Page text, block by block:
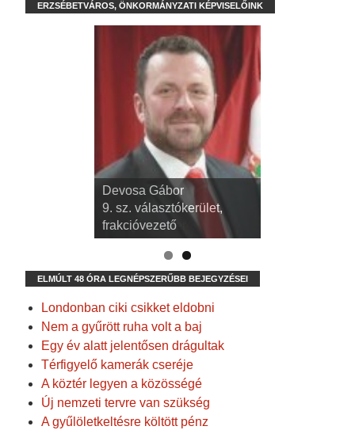
ERZSÉBETVÁROS, ÖNKORMÁNYZATI KÉPVISELŐINK
dr. Kispál Tibor
3. sz. választókerület,
alpolgármester
Devosa Gábor
9. sz. választókerület,
frakcióvezető
ELMÚLT 48 ÓRA LEGNÉPSZERŰBB BEJEGYZÉSEI
Londonban ciki csikket eldobni
Nem a gyűrött ruha volt a baj
Egy év alatt jelentősen drágultak
Térfigyelő kamerák cseréje
A köztér legyen a közösségé
Új nemzeti tervre van szükség
A gyűlöletkeltésre költött pénz